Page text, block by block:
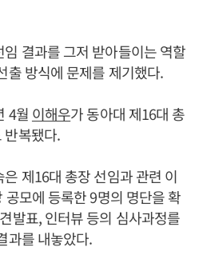
결과를 그저 받아들이는 역할
출 방식에 문제를 제기했다.
4월 이해우가 동아대 제16대 총
반복됐다.
제16대 총장 선임과 관련 이
모에 등록한 9명의 명단을 확
발표, 인터뷰 등의 심사과정를
과를 내놓았다.